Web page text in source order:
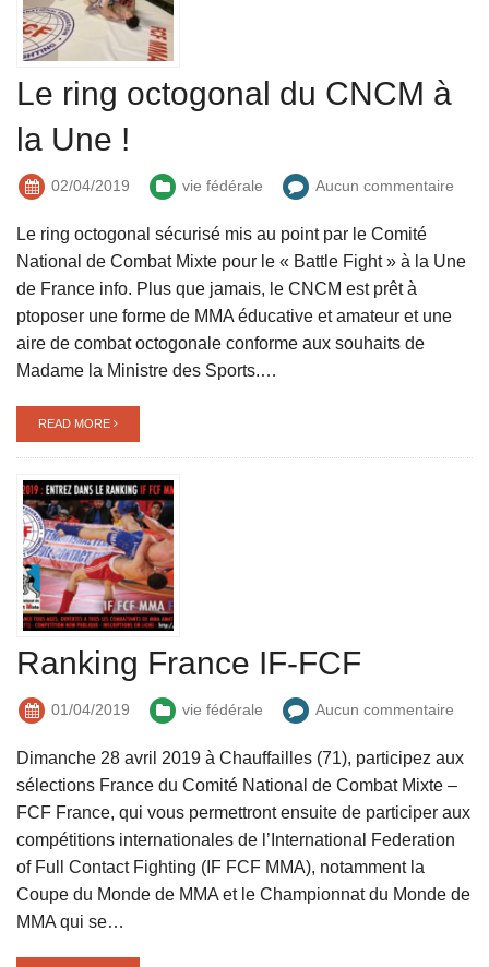
Le ring octogonal du CNCM à
la Une !
02/04/2019 vie fédérale Aucun commentaire
Le ring octogonal sécurisé mis au point par le Comité
National de Combat Mixte pour le « Battle Fight » à la Une
de France info. Plus que jamais, le CNCM est prêt à
ptoposer une forme de MMA éducative et amateur et une
aire de combat octogonale conforme aux souhaits de
Madame la Ministre des Sports.…
READ MORE
Ranking France IF-FCF
01/04/2019 vie fédérale Aucun commentaire
Dimanche 28 avril 2019 à Chauffailles (71), participez aux
sélections France du Comité National de Combat Mixte –
FCF France, qui vous permettront ensuite de participer aux
compétitions internationales de l’International Federation
of Full Contact Fighting (IF FCF MMA), notamment la
Coupe du Monde de MMA et le Championnat du Monde de
MMA qui se…